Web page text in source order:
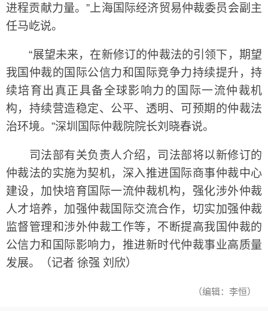
进程贡献力量。”上海国际经济贸易仲裁委员会副主
任马屹说。
“展望未来，在新修订的仲裁法的引领下，期望
我国仲裁的国际公信力和国际竞争力持续提升，持
续培育出真正具备全球影响力的国际一流仲裁机
构，持续营造稳定、公平、透明、可预期的仲裁法
治环境。”深圳国际仲裁院院长刘晓春说。
司法部有关负责人介绍，司法部将以新修订的
仲裁法的实施为契机，深入推进国际商事仲裁中心
建设，加快培育国际一流仲裁机构，强化涉外仲裁
人才培养，加强仲裁国际交流合作，切实加强仲裁
监督管理和涉外仲裁工作等，不断提高我国仲裁的
公信力和国际影响力，推进新时代仲裁事业高质量
发展。（记者 徐强 刘欣）
（编辑：李恒）